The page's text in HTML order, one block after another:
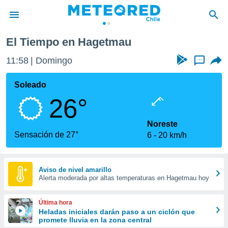
de
por
que se
calidad.
a este
las
y
forma
digital
basada
El Tiempo en Hagetmau
11:58 Domingo ...
Soleado
26°
Sensación de 27°
Noreste
6
20 km/h
Aviso de nivel amarillo
Alerta moderada por altas temperaturas en Hagetmau hoy
Última hora
Heladas iniciales darán paso a un ciclón que
promete lluvia en la zona central